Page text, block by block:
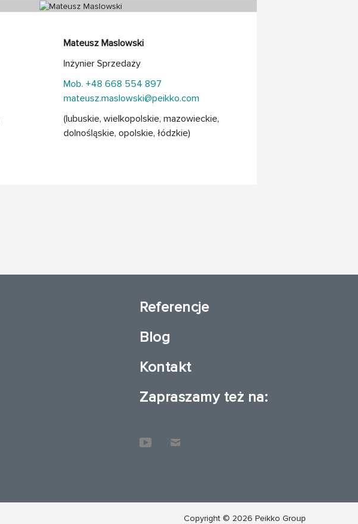
Mateusz Maslowski
Inżynier Sprzedaży
Mob. +48 668 554 897
mateusz.maslowski@peikko.com
(lubuskie, wielkopolskie, mazowieckie,
dolnośląskie, opolskie, łódzkie)
Referencje
Blog
Kontakt
Zapraszamy też na:
Copyright © 2026 Peikko Group